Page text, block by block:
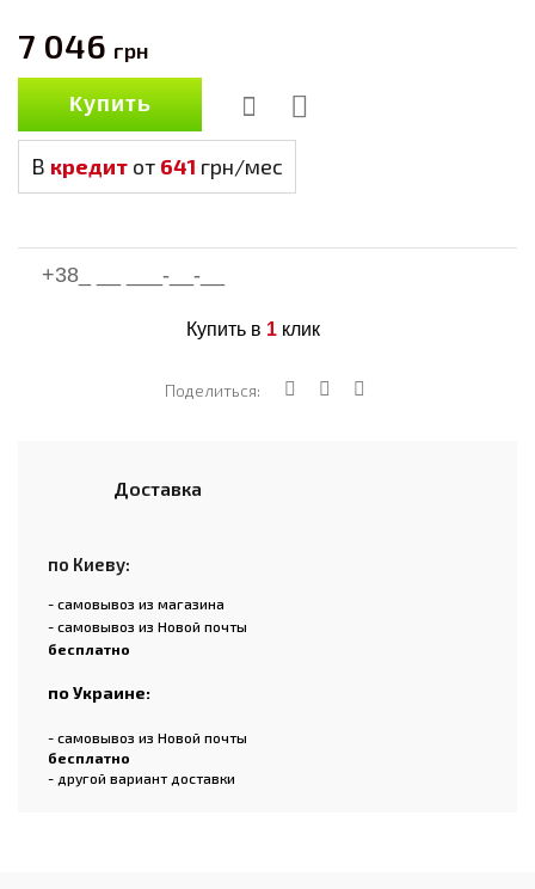
7 046 грн
Купить
В кредит от 641 грн/мес
Купить в 1клик
Поделиться:
Доставка
по Киеву:
- самовывоз из магазина
- самовывоз из Новой почты
бесплатно
по Украине:
- самовывоз из Новой почты
бесплатно
- другой вариант доставки